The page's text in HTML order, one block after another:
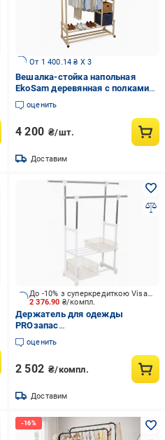
От 1 400.14 ₴ X 3
Вешалка-стойка напольная
EkoSam деревянная с полками
на роликах 155х110х51 см
Светлое дерево
оценить
4 200 ₴/шт.
Доставим
2 376.90 ₴/компл.
До -10% з суперкредиткою Visa Вигода
Держатель для одежды
PROзапас
мм двойной с полками с
ящиками для хранения (2 шт)
белый
оценить
2 502 ₴/компл.
Доставим